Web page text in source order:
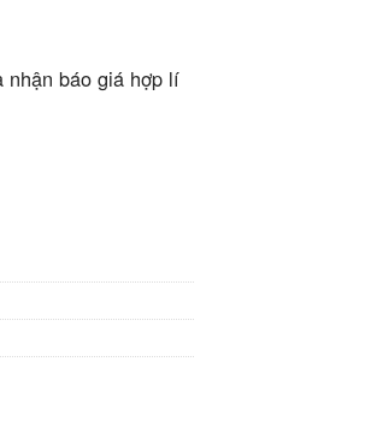
nhận báo giá hợp lí